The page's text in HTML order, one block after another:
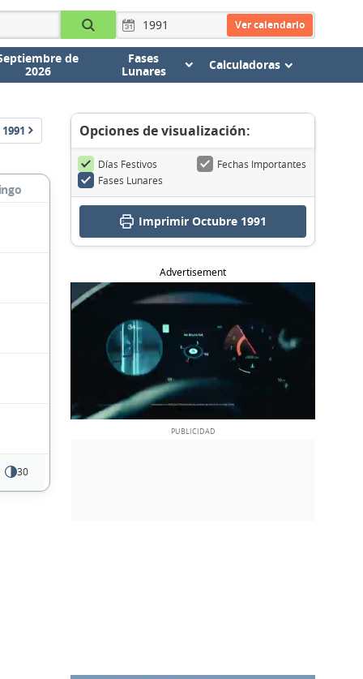
Ver calendario
de
2026
Fases
Lunares
Calculadoras
1991
30
Opciones de visualización:
Días Festivos
Fechas Importantes
Fases Lunares
Imprimir Octubre 1991
Advertisement